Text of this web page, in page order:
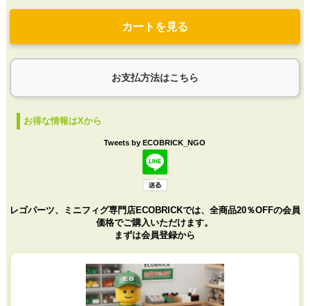
カートを見る
お支払方法はこちら
お得な情報はXから
Tweets by ECOBRICK_NGO
レゴパーツ、ミニフィグ専門店ECOBRICKでは、全商品20％OFFの会員
価格でご購入いただけます。
まずは会員登録から